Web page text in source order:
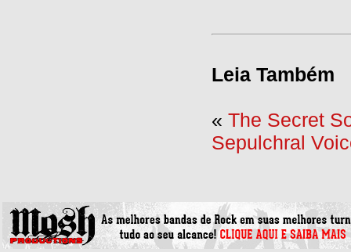
Leia Também
« The Secret
Sepulchral